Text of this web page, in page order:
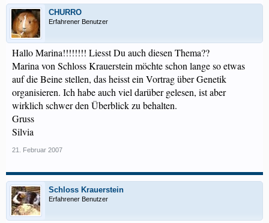
CHURRO
Erfahrener Benutzer
Hallo Marina!!!!!!!! Liesst Du auch diesen Thema??
Marina von Schloss Krauerstein möchte schon lange so etwas
auf die Beine stellen, das heisst ein Vortrag über Genetik
organisieren. Ich habe auch viel darüber gelesen, ist aber
wirklich schwer den Überblick zu behalten.
Gruss
Silvia
21. Februar 2007
Schloss Krauerstein
Erfahrener Benutzer